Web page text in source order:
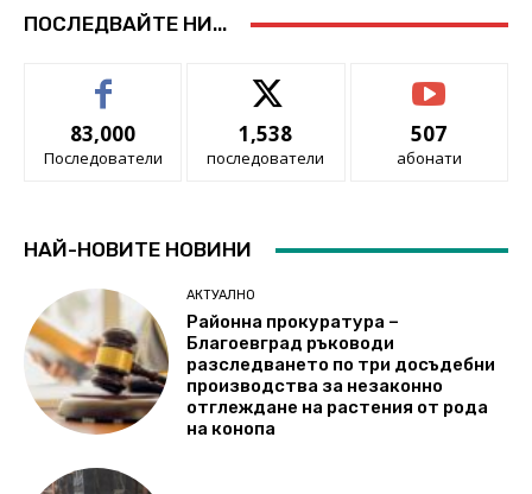
ПОСЛЕДВАЙТЕ НИ...
83,000
Последователи
1,538
последователи
507
абонати
НАЙ-НОВИТЕ НОВИНИ
АКТУАЛНО
Районна прокуратура –
Благоевград ръководи
разследването по три досъдебни
производства за незаконно
отглеждане на растения от рода
на конопа